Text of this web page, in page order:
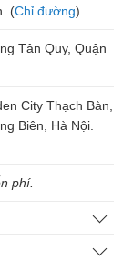
trên toàn cầu.
bật loa
dải âm trầm
Sl Bass
loa bass chất
(Chỉ đường)
Tân Quy, Quận
City Thạch Bàn,
Biên, Hà Nội.
phí.